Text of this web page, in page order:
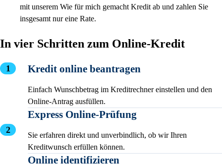
mit unserem Wie für mich gemacht Kredit ab und zahlen Sie
insgesamt nur eine Rate.
In vier Schritten zum Online-Kredit
Kredit online beantragen
Einfach Wunschbetrag im Kreditrechner einstellen und den
Online-Antrag ausfüllen.
Express Online-Prüfung
Sie erfahren direkt und unverbindlich, ob wir Ihren
Kreditwunsch erfüllen können.
Online identifizieren